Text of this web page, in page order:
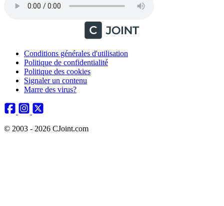
Conditions générales d'utilisation
Politique de confidentialité
Politique des cookies
Signaler un contenu
Marre des virus?
© 2003 - 2026 CJoint.com